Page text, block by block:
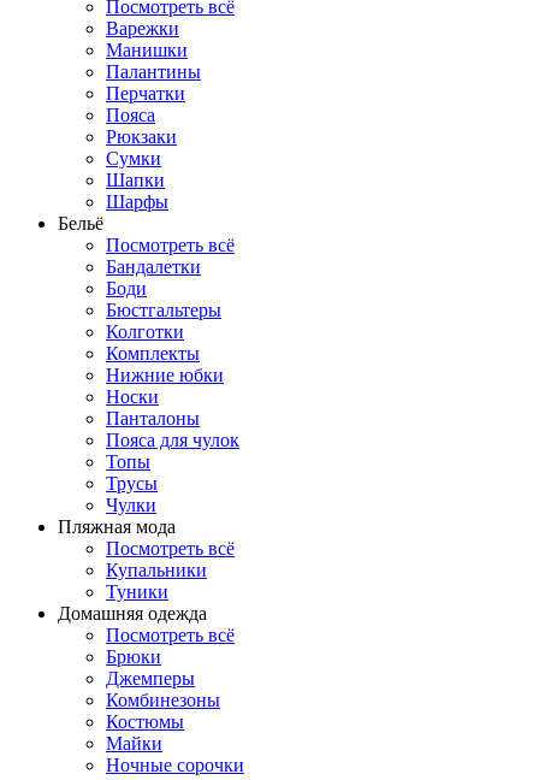
Посмотреть всё
Варежки
Манишки
Палантины
Перчатки
Пояса
Рюкзаки
Сумки
Шапки
Шарфы
Бельё
Посмотреть всё
Бандалетки
Боди
Бюстгальтеры
Колготки
Комплекты
Нижние юбки
Носки
Панталоны
Поясa для чулок
Топы
Трусы
Чулки
Пляжная мода
Посмотреть всё
Купальники
Туники
Домашняя одежда
Посмотреть всё
Брюки
Джемперы
Комбинезоны
Костюмы
Майки
Ночные сорочки